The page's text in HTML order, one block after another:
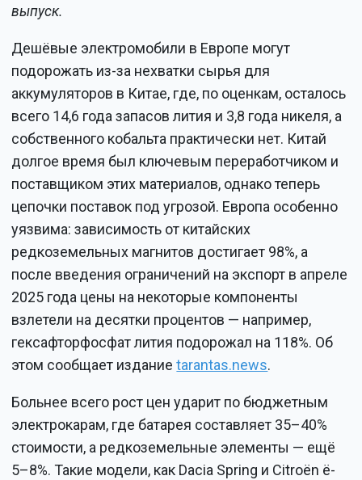
выпуск.
Дешёвые электромобили в Европе могут
подорожать из-за нехватки сырья для
аккумуляторов в Китае, где, по оценкам, осталось
всего 14,6 года запасов лития и 3,8 года никеля, а
собственного кобальта практически нет. Китай
долгое время был ключевым переработчиком и
поставщиком этих материалов, однако теперь
цепочки поставок под угрозой. Европа особенно
уязвима: зависимость от китайских
редкоземельных магнитов достигает 98%, а
после введения ограничений на экспорт в апреле
2025 года цены на некоторые компоненты
взлетели на десятки процентов — например,
гексафторфосфат лития подорожал на 118%. Об
этом сообщает изданиеtarantas.news.
Больнее всего рост цен ударит по бюджетным
электрокарам, где батарея составляет 35–40%
стоимости, а редкоземельные элементы — ещё
5–8%. Такие модели, как Dacia Spring и Citroën ë-